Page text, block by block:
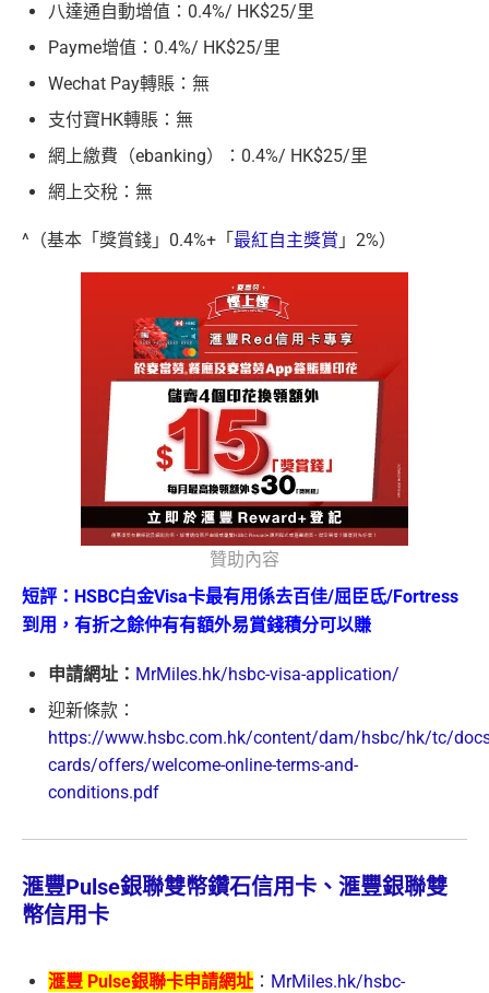
八達通自動增值：0.4%/ HK$25/里
Payme增值：0.4%/ HK$25/里
Wechat Pay轉賬：無
支付寶HK轉賬：無
網上繳費（ebanking）：0.4%/ HK$25/里
網上交稅：無
^（基本「獎賞錢」0.4%+「 最紅自主獎賞 」2%）
贊助內容
短評：HSBC白金Visa卡最有用係去百佳/屈臣氐/Fortress
到用，有折之餘仲有有額外易賞錢積分可以賺
申請網址： MrMiles.hk/hsbc-visa-application/
迎新條款：
https://www.hsbc.com.hk/content/dam/hsbc/hk/tc/
cards/offers/welcome-online-terms-and-
conditions.pdf
滙豐Pulse銀聯雙幣鑽石信用卡、滙豐銀聯雙
幣信用卡
滙豐 Pulse銀聯卡申請網址 ： MrMiles.hk/hsbc-